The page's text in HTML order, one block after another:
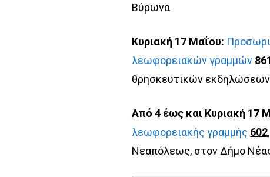
Βύρωνα
Κυριακή 17 Μαΐου:
λεωφορειακών γραμμών 861
θρησκευτικών
Από 4 έως και Κυριακή 17
λεωφορειακής γραμμής 602
Νεαπόλεως, στον Δήμο